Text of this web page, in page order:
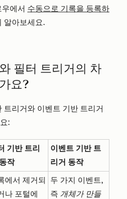
에서 수동으로 기록을 등록하
알아보세요.
필터 트리거의 차
요?
트리거와 이벤트 기반 트리거
:
기반 트리
작
이벤트 기반 트
리거 동작
에서 제거되
나 포털에
두 가지 이벤트,
즉 개체가 만들